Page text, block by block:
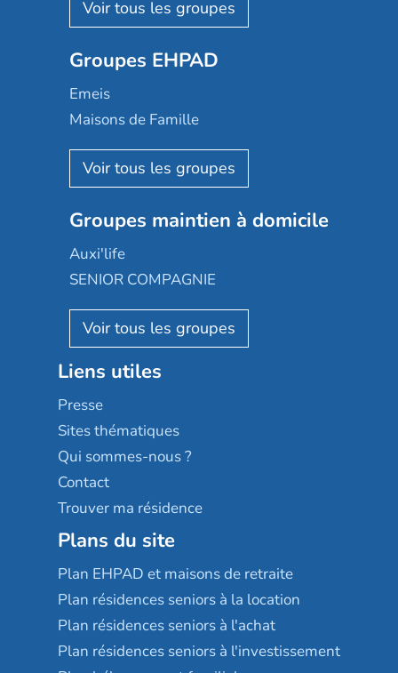
Les Résidentiels
Mobicap
Domusvi
Happy Senior
Aquarelia
Nexity edenea
Les jardins d'Arcadie
Occitalia
Appartseniors
Reseda
Stella management
Les villages d'or
Sérénys
Résidences services Villa Médicis
Groupes EHPAD
Emeis
Maisons de Famille
Korian
Emera
Groupe SOS
Le Noble Âge
Almage
Résidalya
Groupe aplus
Groupes maintien à domicile
Auxi'life
SENIOR COMPAGNIE
AGE D'OR Services
Liens utiles
Presse
Sites thématiques
Qui sommes-nous ?
Contact
Trouver ma résidence
Plans du site
Plan EHPAD et maisons de retraite
Plan résidences seniors à la location
Plan résidences seniors à l'achat
Plan résidences seniors à l'investissement